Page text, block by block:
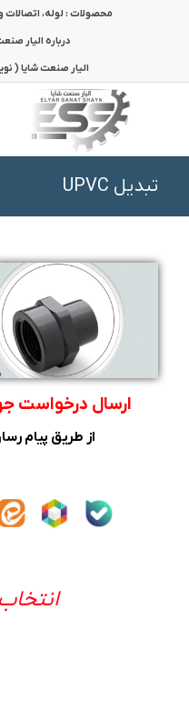
محصولات : لوله، اتصالات
درباره الیار
الیار صنعت شایا ( نوین
تبدیل UPVC
ارسال درخواست
از طریق پیام